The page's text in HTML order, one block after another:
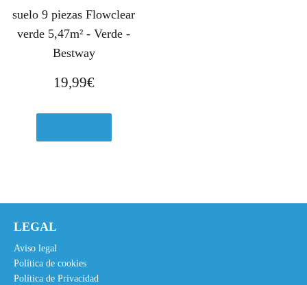
r
a
:
5
8
1
4
suelo 9 piezas Flowclear
verde 5,47m² - Verde -
Bestway
19,99€
LEGAL
Aviso legal
Política de cookies
Política de Privacidad